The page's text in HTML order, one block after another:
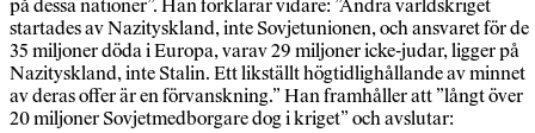
på dessa nationer”. Han förklarar vidare: ”Andra världskriget
startades av Nazityskland, inte Sovjet­unionen, och ansvaret för de
35 miljoner döda i Europa, varav 29 miljoner icke-judar, ligger på
Nazityskland, inte Stalin. Ett likställt högtidlighållande av minnet
av deras offer är en förvanskning.” Han framhåller att ”långt över
20 miljoner Sovjetmedborgare dog i kriget” och avslutar: